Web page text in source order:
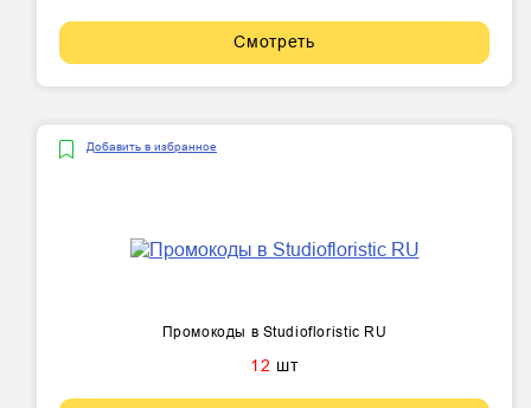
Смотреть
Добавить в избранное
Промокоды в Studiofloristic RU
12 шт